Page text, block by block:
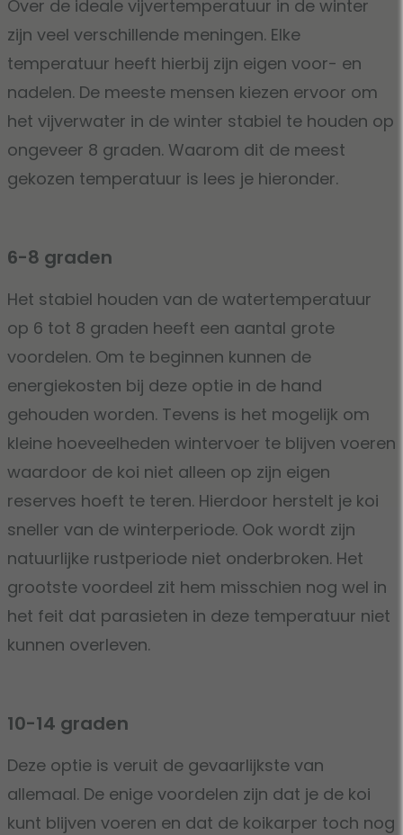
Over de ideale vijvertemperatuur in de winter
zijn veel verschillende meningen. Elke
temperatuur heeft hierbij zijn eigen voor- en
nadelen. De meeste mensen kiezen ervoor om
het vijverwater in de winter stabiel te houden op
ongeveer 8 graden. Waarom dit de meest
gekozen temperatuur is lees je hieronder.
6-8 graden
Het stabiel houden van de watertemperatuur
op 6 tot 8 graden heeft een aantal grote
voordelen. Om te beginnen kunnen de
energiekosten bij deze optie in de hand
gehouden worden. Tevens is het mogelijk om
kleine hoeveelheden wintervoer te blijven voeren
waardoor de koi niet alleen op zijn eigen
reserves hoeft te teren. Hierdoor herstelt je koi
sneller van de winterperiode. Ook wordt zijn
natuurlijke rustperiode niet onderbroken. Het
grootste voordeel zit hem misschien nog wel in
het feit dat parasieten in deze temperatuur niet
kunnen overleven.
10-14 graden
Deze optie is veruit de gevaarlijkste van
allemaal. De enige voordelen zijn dat je de koi
kunt blijven voeren en dat de koikarper toch nog